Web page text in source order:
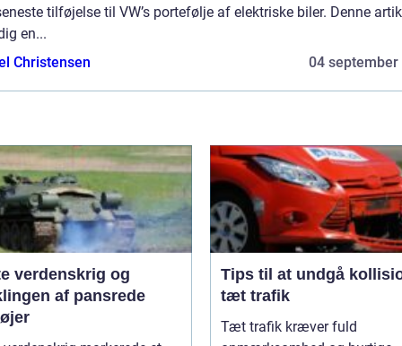
tilføjelse til VW’s portefølje af elektriske biler. Denne
en...
Christensen
04 september
verdenskrig og
af pansrede
Tips til at undgå
tæt trafik
Tæt trafik kræver fuld